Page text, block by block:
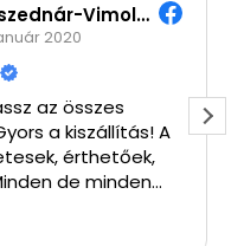
Koszednár-Vimola Hajnalka
2020
az összes
a kiszállítás! A
érthetőek,
de minden